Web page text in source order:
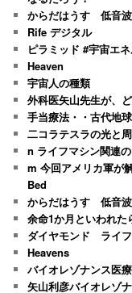
からだはうす 低音
Rife デジタル
ピラミッド #宇宙エ
Heaven
宇宙人の種類
外科医矢山先生が、
手当療法・・古代地
二コラテスラの光と
n ライフマシン関連
m 今回アメリカ軍が
Bed
からだはうす 低音
余命1か月といわれた
ダイヤモンド ライ
Heavens
バイオレゾナンス医
矢山利彦バイオレゾ